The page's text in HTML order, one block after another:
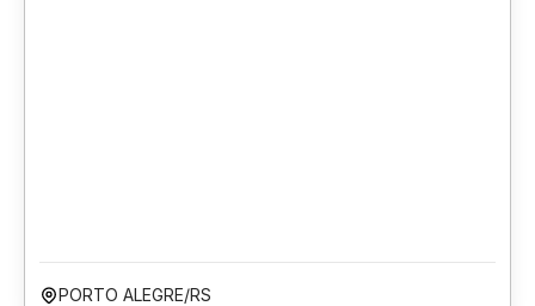
PORTO ALEGRE/RS